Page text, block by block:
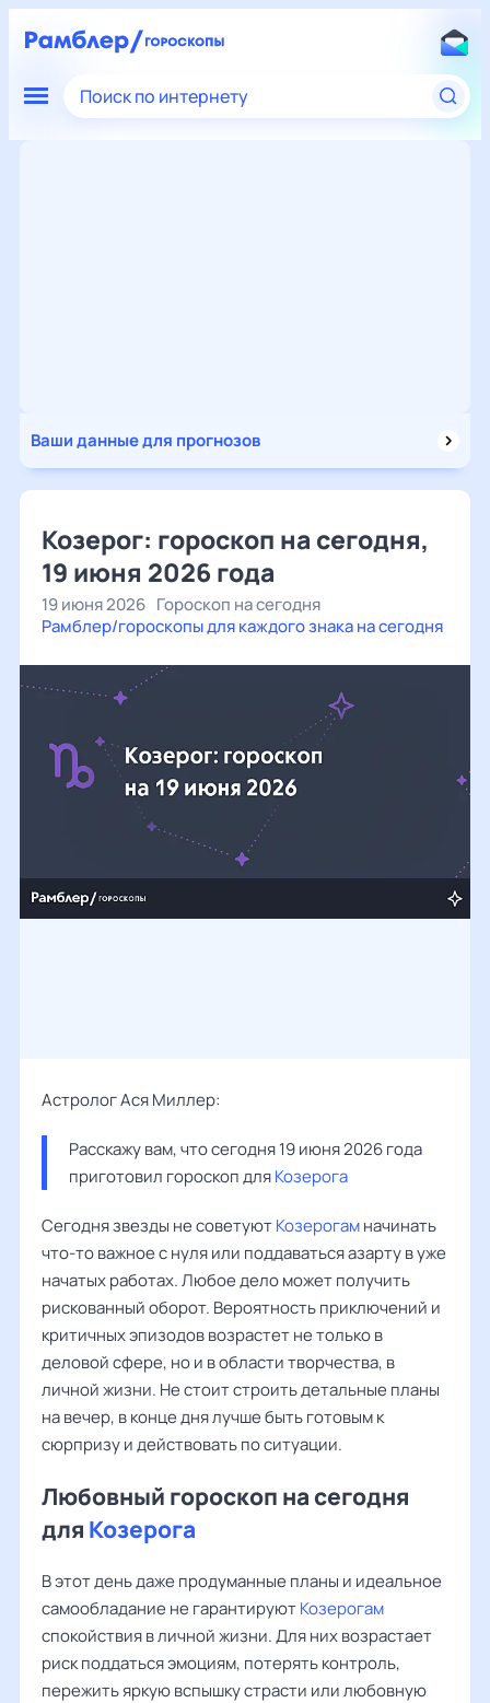
Поиск по интернету
Ваши данные для прогнозов
Козерог: гороскоп на сегодня,
19 июня 2026 года
19 июня 2026 Гороскоп на сегодня
Рамблер/гороскопы для каждого знака на сегодня
Астролог Ася Миллер:
Расскажу вам, что сегодня 19 июня 2026 года
приготовил гороскоп для Козерога
Сегодня звезды не советуютКозерогамначинать
что-то важное с нуля или поддаваться азарту в уже
начатых работах. Любое дело может получить
рискованный оборот. Вероятность приключений и
критичных эпизодов возрастет не только в
деловой сфере, но и в области творчества, в
личной жизни. Не стоит строить детальные планы
на вечер, в конце дня лучше быть готовым к
сюрпризу и действовать по ситуации.
Любовный гороскоп на сегодня
для Козерога
В этот день даже продуманные планы и идеальное
самообладание не гарантируютКозерогам
спокойствия в личной жизни. Для них возрастает
риск поддаться эмоциям, потерять контроль,
пережить яркую вспышку страсти или любовную